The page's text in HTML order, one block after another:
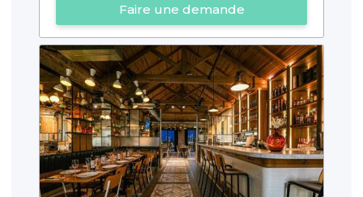
Faire une demande